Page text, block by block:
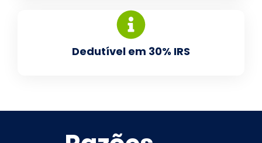
Dedutível em 30% IRS